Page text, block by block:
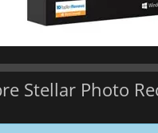
Stellar Photo